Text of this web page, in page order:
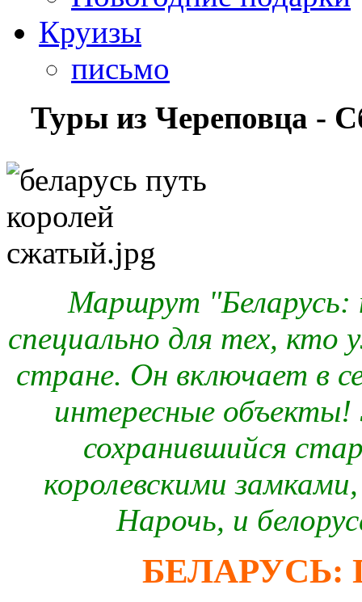
Круизы
письмо
Туры из Череповца -
Маршрут "Беларусь:
специально для тех, кто
стране. Он включает в
интересные
сохранившийся
королевскими
Нарочь, и
БЕЛАРУСЬ: